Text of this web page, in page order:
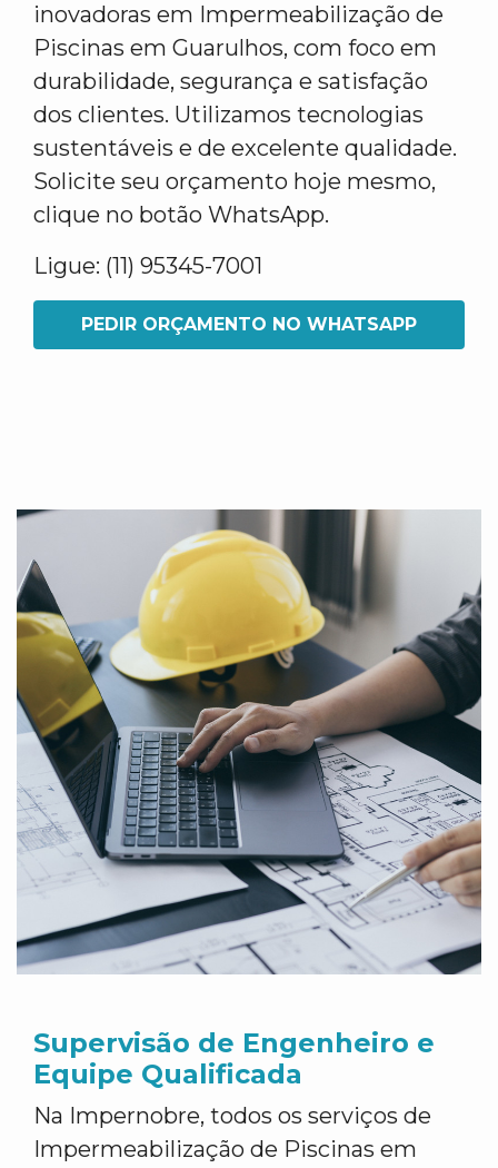
inovadoras em Impermeabilização de
Piscinas em Guarulhos, com foco em
durabilidade, segurança e satisfação
dos clientes. Utilizamos tecnologias
sustentáveis e de excelente qualidade.
Solicite seu orçamento hoje mesmo,
clique no botão WhatsApp.
Ligue: (11) 95345-7001
PEDIR ORÇAMENTO NO WHATSAPP
Supervisão de Engenheiro e
Equipe Qualificada
Na Impernobre, todos os serviços de
Impermeabilização de Piscinas em